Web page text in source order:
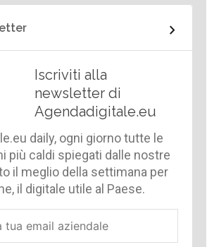
Iscriviti alla
newsletter di
Agendadigitale.eu
daily, ogni giorno tutte le
più caldi spiegati dalle nostre
il meglio della settimana per
il digitale utile al Paese.